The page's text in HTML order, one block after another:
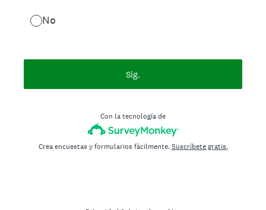
No
Sig.
Con la tecnología de
Crea encuestas y formularios fácilmente.Suscríbete gratis.